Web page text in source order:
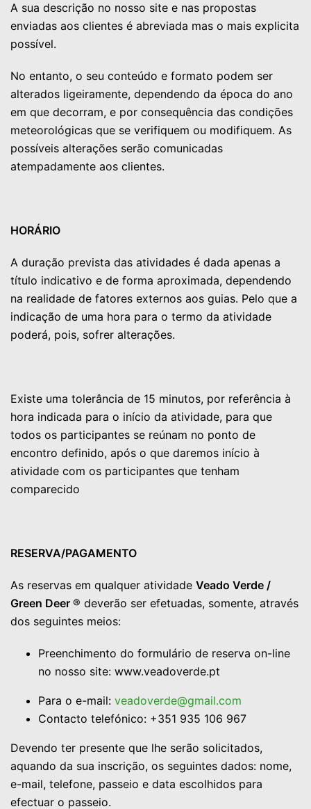
A sua descrição no nosso site e nas propostas
enviadas aos clientes é abreviada mas o mais explicita
possível.
No entanto, o seu conteúdo e formato podem ser
alterados ligeiramente, dependendo da época do ano
em que decorram, e por consequência das condições
meteorológicas que se verifiquem ou modifiquem. As
possíveis alterações serão comunicadas
atempadamente aos clientes.
HORÁRIO
A duração prevista das atividades é dada apenas a
título indicativo e de forma aproximada, dependendo
na realidade de fatores externos aos guias. Pelo que a
indicação de uma hora para o termo da atividade
poderá, pois, sofrer alterações.
Existe uma tolerância de 15 minutos, por referência à
hora indicada para o início da atividade, para que
todos os participantes se reúnam no ponto de
encontro definido, após o que daremos início à
atividade com os participantes que tenham
comparecido
RESERVA/PAGAMENTO
As reservas em qualquer atividade Veado Verde /
Green Deer ® deverão ser efetuadas, somente, através
dos seguintes meios:
Preenchimento do formulário de reserva on-line
no nosso site: www.veadoverde.pt
Para o e-mail: veadoverde@gmail.com
Contacto telefónico: +351 935 106 967
Devendo ter presente que lhe serão solicitados,
aquando da sua inscrição, os seguintes dados: nome,
e-mail, telefone, passeio e data escolhidos para
efectuar o passeio.